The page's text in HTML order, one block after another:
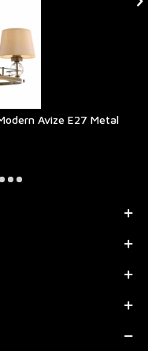
Avize E27 Metal